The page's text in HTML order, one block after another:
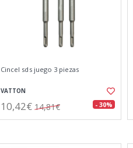
Cincel sds juego 3 piezas
VATTON
10,42€ 14,81€ - 30%